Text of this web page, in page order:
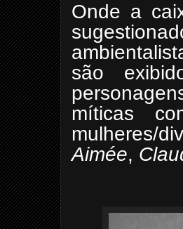
Onde a
são
míticas
mulheres/
Aimée,